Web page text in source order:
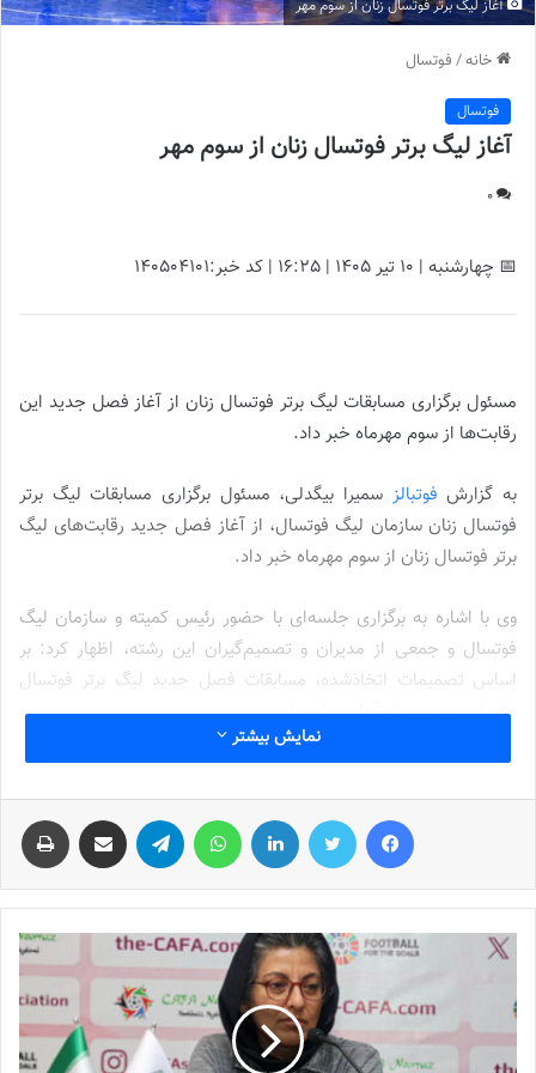
آغاز لیگ برتر فوتسال زنان از سوم مهر
خانه/ فوتسال
فوتسال
آغاز لیگ برتر فوتسال زنان از سوم مهر
0
📅 چهارشنبه | 10 تیر ۱۴۰۵ | 16:25 | کد خبر:140504101
مسئول برگزاری مسابقات لیگ برتر فوتسال زنان از آغاز فصل جدید این
رقابت‌ها از سوم مهرماه خبر داد.
به گزارش فوتبالز سمیرا بیگدلی، مسئول برگزاری مسابقات لیگ برتر
فوتسال زنان سازمان لیگ فوتسال، از آغاز فصل جدید رقابت‌های لیگ
برتر فوتسال زنان از سوم مهرماه خبر داد.
وی با اشاره به برگزاری جلسه‌ای با حضور رئیس کمیته و سازمان لیگ
فوتسال و جمعی از مدیران و تصمیم‌گیران این رشته، اظهار کرد: بر
اساس تصمیمات اتخاذشده، مسابقات فصل جدید لیگ برتر فوتسال
زنان از سوم مهرماه آغاز خواهد شد.
جنجال جدید در سوپرلیگ فوتسال
لیست تیم ملی فوتسال زنان اعلام شد
2025-04-28
سرنوشت عجیب ستاره ایرانی در تورکال
نمایش بیشتر